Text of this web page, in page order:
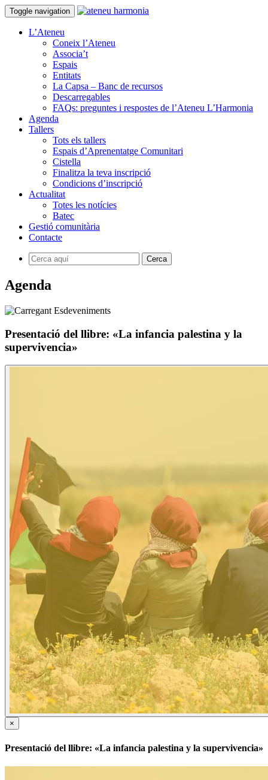
Toggle navigation
L’Ateneu
Coneix l’Ateneu
Associa’t
Espais
Entitats
La Capsa – Banc de recursos
Descarregables
FAQs: preguntes i respostes de l’Ateneu L’Harmonia
Agenda
Tallers
Tots els tallers
Espais d’Aprenentatge Comunitari
Cistella
Finalitza la teva inscripció
Condicions d’inscripció
Actualitat
Totes les notícies
Batec
Gestió comunitària
Contacte
Agenda
Presentació del llibre: «La infancia palestina y la
supervivencia»
×
Presentació del llibre: «La infancia palestina y la supervivencia»